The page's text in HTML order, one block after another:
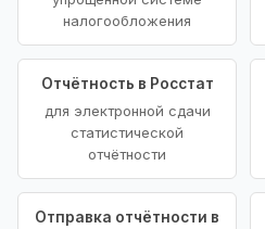
налогообложения
Отчётность в Росстат
для электронной сдачи
статистической
отчётности
Отправка отчётности в